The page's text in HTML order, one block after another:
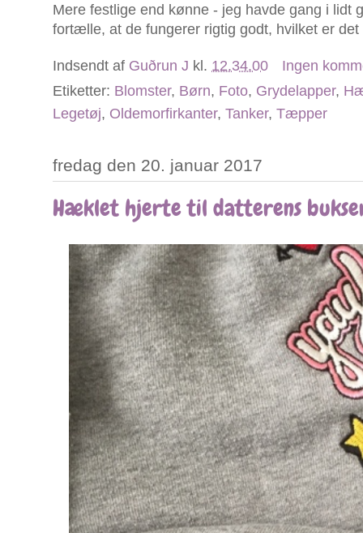
Mere festlige end kønne - jeg havde gang i lidt
fortælle, at de fungerer rigtig godt, hvilket er
Indsendt af Guðrun J kl. 12.34.00
Ingen
Etiketter: Blomster, Børn, Foto, Grydelapper,
Legetøj, Oldemorfirkanter, Tanker, Tæpper
fredag den 20. januar 2017
Hæklet hjerte til datterens